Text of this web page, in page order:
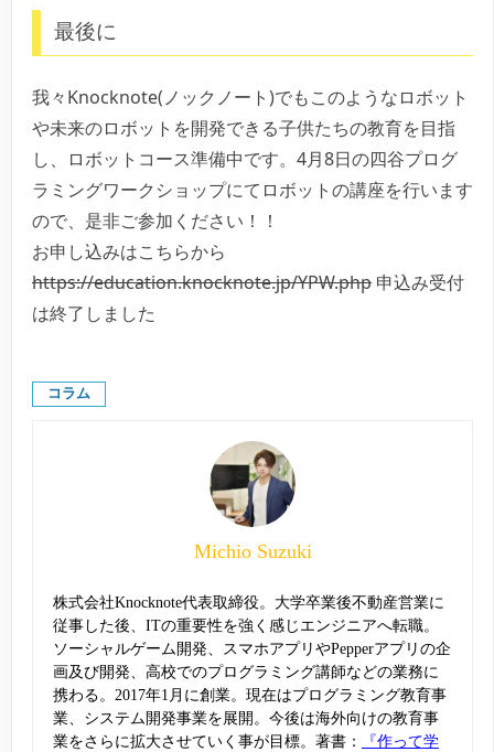
最後に
我々Knocknote(ノックノート)でもこのようなロボット
や未来のロボットを開発できる子供たちの教育を目指
し、ロボットコース準備中です。4月8日の四谷プログ
ラミングワークショップにてロボットの講座を行います
ので、是非ご参加ください！！
お申し込みはこちらから
https://education.knocknote.jp/YPW.php 申込み受付
は終了しました
コラム
Michio Suzuki
株式会社Knocknote代表取締役。大学卒業後不動産営業に
従事した後、ITの重要性を強く感じエンジニアへ転職。
ソーシャルゲーム開発、スマホアプリやPepperアプリの企
画及び開発、高校でのプログラミング講師などの業務に
携わる。2017年1月に創業。現在はプログラミング教育事
業、システム開発事業を展開。今後は海外向けの教育事
業をさらに拡大させていく事が目標。著書：
『作って学